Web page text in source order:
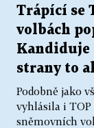
Trápící se
volbách
Kandiduje
strany to
Podobně jako
vyhlásila i
sněmovních